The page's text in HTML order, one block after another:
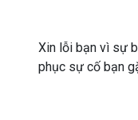
Xin lỗi bạn vì sự
phục sự cố bạn